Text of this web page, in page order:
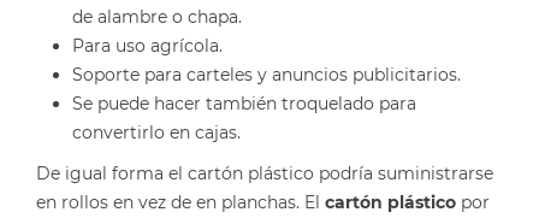
de alambre o chapa.
Para uso agrícola.
Soporte para carteles y anuncios publicitarios.
Se puede hacer también troquelado para
convertirlo en cajas.
De igual forma el cartón plástico podría suministrarse
en rollos en vez de en planchas. El cartón plástico por